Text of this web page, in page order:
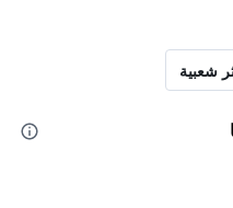
شعبية